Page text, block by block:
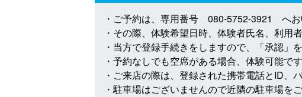
・ご予約は、専用番号 080-5752-3921 へお
・その際、体験希望日時、体験者氏名、利用
・当方で登録手続きをしますので、「承認」
・予約なしでも空席がある場合、体験可能です
・ご来店の際は、登録された携帯電話とID、
・駐車場はございませんので近隣の駐車場をご